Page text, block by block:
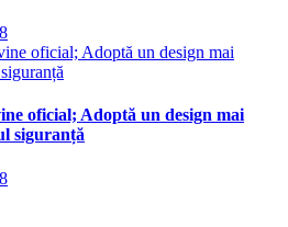
oficial; Adoptă un design mai
siguranță